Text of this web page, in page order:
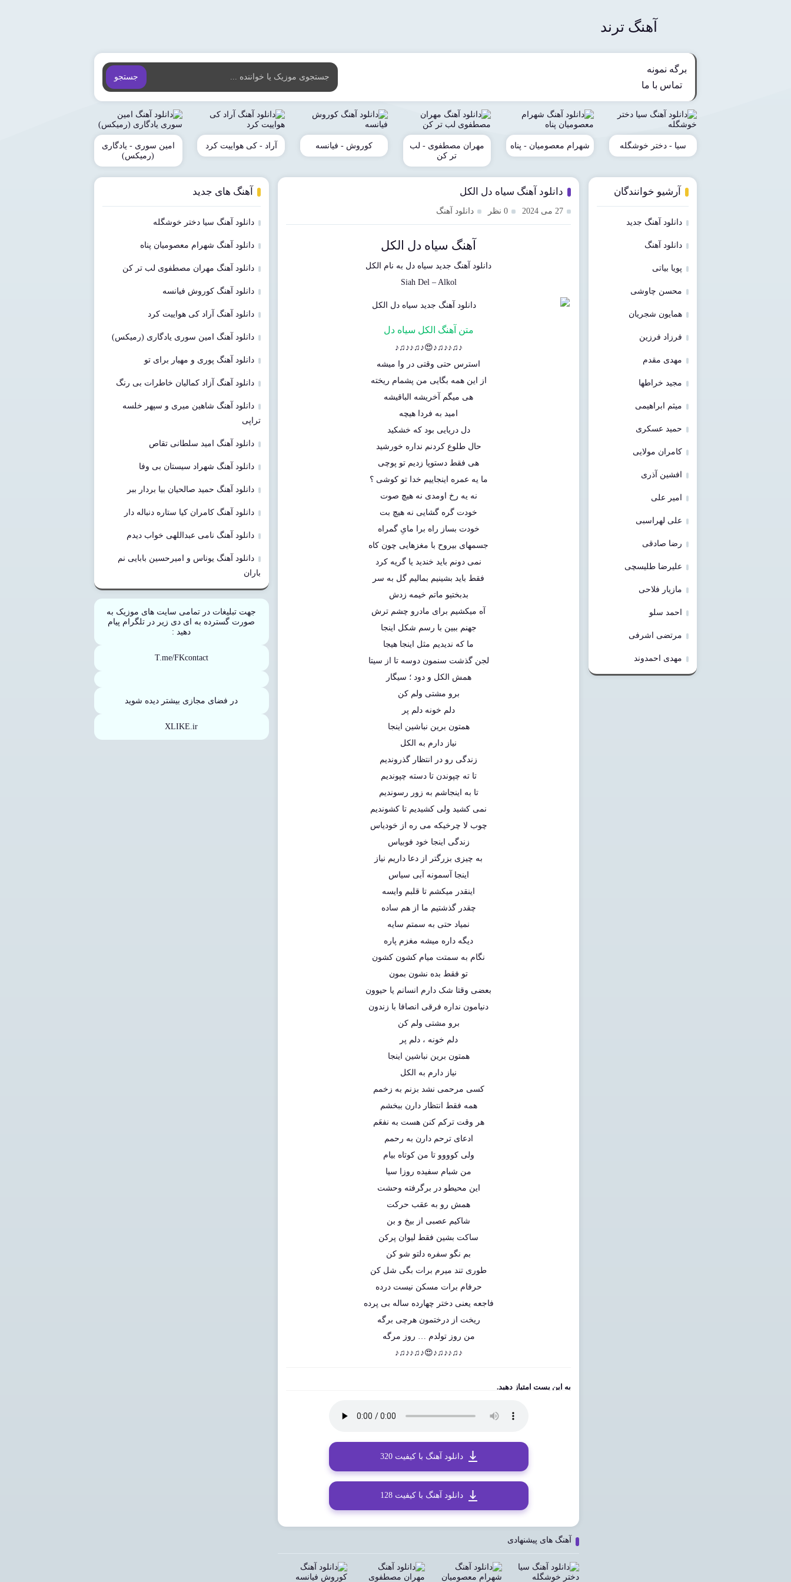
آهنگ ترند
برگه نمونه
تماس با ما
جستجو
سیا - دختر خوشگله شهرام معصومیان - پناه
مهران مصطفوی - لب
تر کن
کوروش - فیانسه آراد - کی هواییت کرد
امین سوری - یادگاری
(رمیکس)
دانلود آهنگ سیاه دل الکل
27 می 2024 0 نظر دانلود آهنگ
آهنگ سیاه دل الکل
دانلود آهنگ جدید سیاه دل به نام
الکل
Siah Del– Alkol
متن آهنگ الکل سیاه دل
♪♫♪♪♫♪😍♪♫♪♪♫♪
استرس حتی وقتی در وا میشه
از این همه بگایی من پشمام ریخته
هی میگم آخریشه الباقیشه
امید به فردا هیچه
دل دریایی بود که خشکید
حال طلوع کردنم نداره خورشید
هی فقط دستوپا زدیم تو پوچی
ما یه عمره اینجاییم خدا تو کوشی ؟
نه یه رخ اومدی نه هیچ صوت
خودت گره گشایی نه هیچ بت
خودت بساز راه برا مایِ گمراه
جسمهای بیروح با مغزهایی چون کاه
نمی دونم باید خندید یا گریه کرد
فقط باید بشینیم بمالیم گل به سر
بدبختیو ماتم خیمه زدش
آه میکشیم برای مادرو چشم ترش
جهنم ببین با رسم شکل اینجا
ما که ندیدیم مثل اینجا هیجا
لجن گذشت سنمون دوسه تا از سیتا
همش الکل و دود ؛ سیگار
برو مشتی ولم کن
دلم خونه دلم پر
همتون برین نباشین اینجا
نیاز دارم به الکل
زندگی رو در انتظار گذروندیم
تا ته چپوندن تا دسته چپوندیم
تا به اینجاشم به زور رسوندیم
نمی کشید ولی کشیدیم تا کشوندیم
چوب لا چرخیکه می ره از خودیاس
زندگی اینجا خود فوبیاس
به چیزی بزرگتر از دعا داریم نیاز
اینجا آسمونه آبی سیاس
اینقدر میکشم تا قلبم وایسه
چقدر گذشتیم ما از هم ساده
نمیاد حتی به سمتم سایه
دیگه داره میشه مغزم پاره
نگام به سمتت میام کشون کشون
تو فقط بده نشون بمون
بعضی وقتا شک دارم انسانم یا حیوون
دنیامون نداره فرقی انصافا با زندون
برو مشتی ولم کن
دلم خونه ، دلم پر
همتون برین نباشین اینجا
نیاز دارم به الکل
کسی مرحمی نشد بزنم به زخمم
همه فقط انتظار دارن ببخشم
هر وقت ترکم کنن هست به نفعَم
ادعای ترحم دارن به رحمم
ولی کوووو تا من کوتاه بیام
من شبام سفیده روزا سیا
این محیطو در برگرفته وحشت
همش رو به عقب حرکت
شاکیم عصبی از بیخ و بن
ساکت بشین فقط لیوان پرکن
بم نگو سفره دلتو شو کن
طوری تند میرم برات بگی شل کن
حرفام برات مسکن نیست درده
فاجعه یعنی دختر چهارده ساله بی پرده
ریخت از درختمون هرچی برگه
من روز تولدم … روز مرگه
♪♫♪♪♫♪😍♪♫♪♪♫♪
به این پست امتیاز دهید.
دانلود آهنگ با کیفیت 320
دانلود آهنگ با کیفیت 128
آهنگ های پیشنهادی
آرشیو خوانندگان
دانلود آهنگ جدید
دانلود آهنگ
پویا بیاتی
محسن چاوشی
همایون شجریان
فرزاد فرزین
مهدی مقدم
مجید خراطها
میثم ابراهیمی
حمید عسکری
کامران مولایی
افشین آذری
امیر علی
علی لهراسبی
رضا صادقی
علیرضا طلیسچی
مازیار فلاحی
احمد سلو
مرتضی اشرفی
مهدی احمدوند
آهنگ های جدید
دانلود آهنگ سیا دختر خوشگله
دانلود آهنگ شهرام معصومیان پناه
دانلود آهنگ مهران مصطفوی لب تر کن
دانلود آهنگ کوروش فیانسه
دانلود آهنگ آراد کی هواییت کرد
دانلود آهنگ امین سوری یادگاری (رمیکس)
دانلود آهنگ پوری و مهیار برای تو
دانلود آهنگ آزاد کمالیان خاطرات بی رنگ
دانلود آهنگ شاهین میری و سپهر خلسه
تراپی
دانلود آهنگ امید سلطانی تقاص
دانلود آهنگ شهراد سیستان بی وفا
دانلود آهنگ حمید صالحیان بیا بردار ببر
دانلود آهنگ کامران کیا ستاره دنباله دار
دانلود آهنگ نامی عبداللهی خواب دیدم
دانلود آهنگ یوناس و امیرحسین بابایی نم
باران
جهت تبلیغات در تمامی سایت های موزیک به
صورت گسترده به ای دی زیر در تلگرام پیام
دهید :
T.me/FKcontact
در فضای مجازی بیشتر دیده شوید
XLIKE.ir